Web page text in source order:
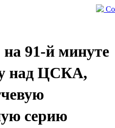
91-й минуте
над ЦСКА,
серию